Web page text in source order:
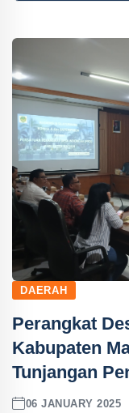
DAERAH
Perangkat
Kabupaten
Tunjangan
06 JANUARY 2025